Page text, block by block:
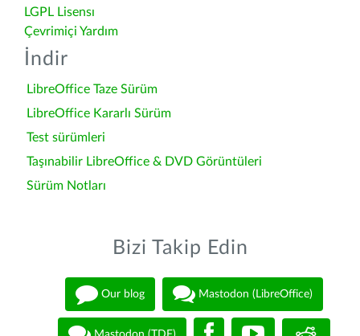
LGPL Lisensı
Çevrimiçi Yardım
İndir
LibreOffice Taze Sürüm
LibreOffice Kararlı Sürüm
Test sürümleri
Taşınabilir LibreOffice & DVD Görüntüleri
Sürüm Notları
Bizi Takip Edin
Our blog Mastodon (LibreOffice)